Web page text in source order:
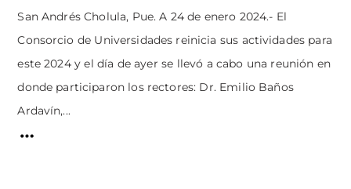
San Andrés Cholula, Pue. A 24 de enero 2024.- El
Consorcio de Universidades reinicia sus actividades para
este 2024 y el día de ayer se llevó a cabo una reunión en
donde participaron los rectores: Dr. Emilio Baños
Ardavín,...